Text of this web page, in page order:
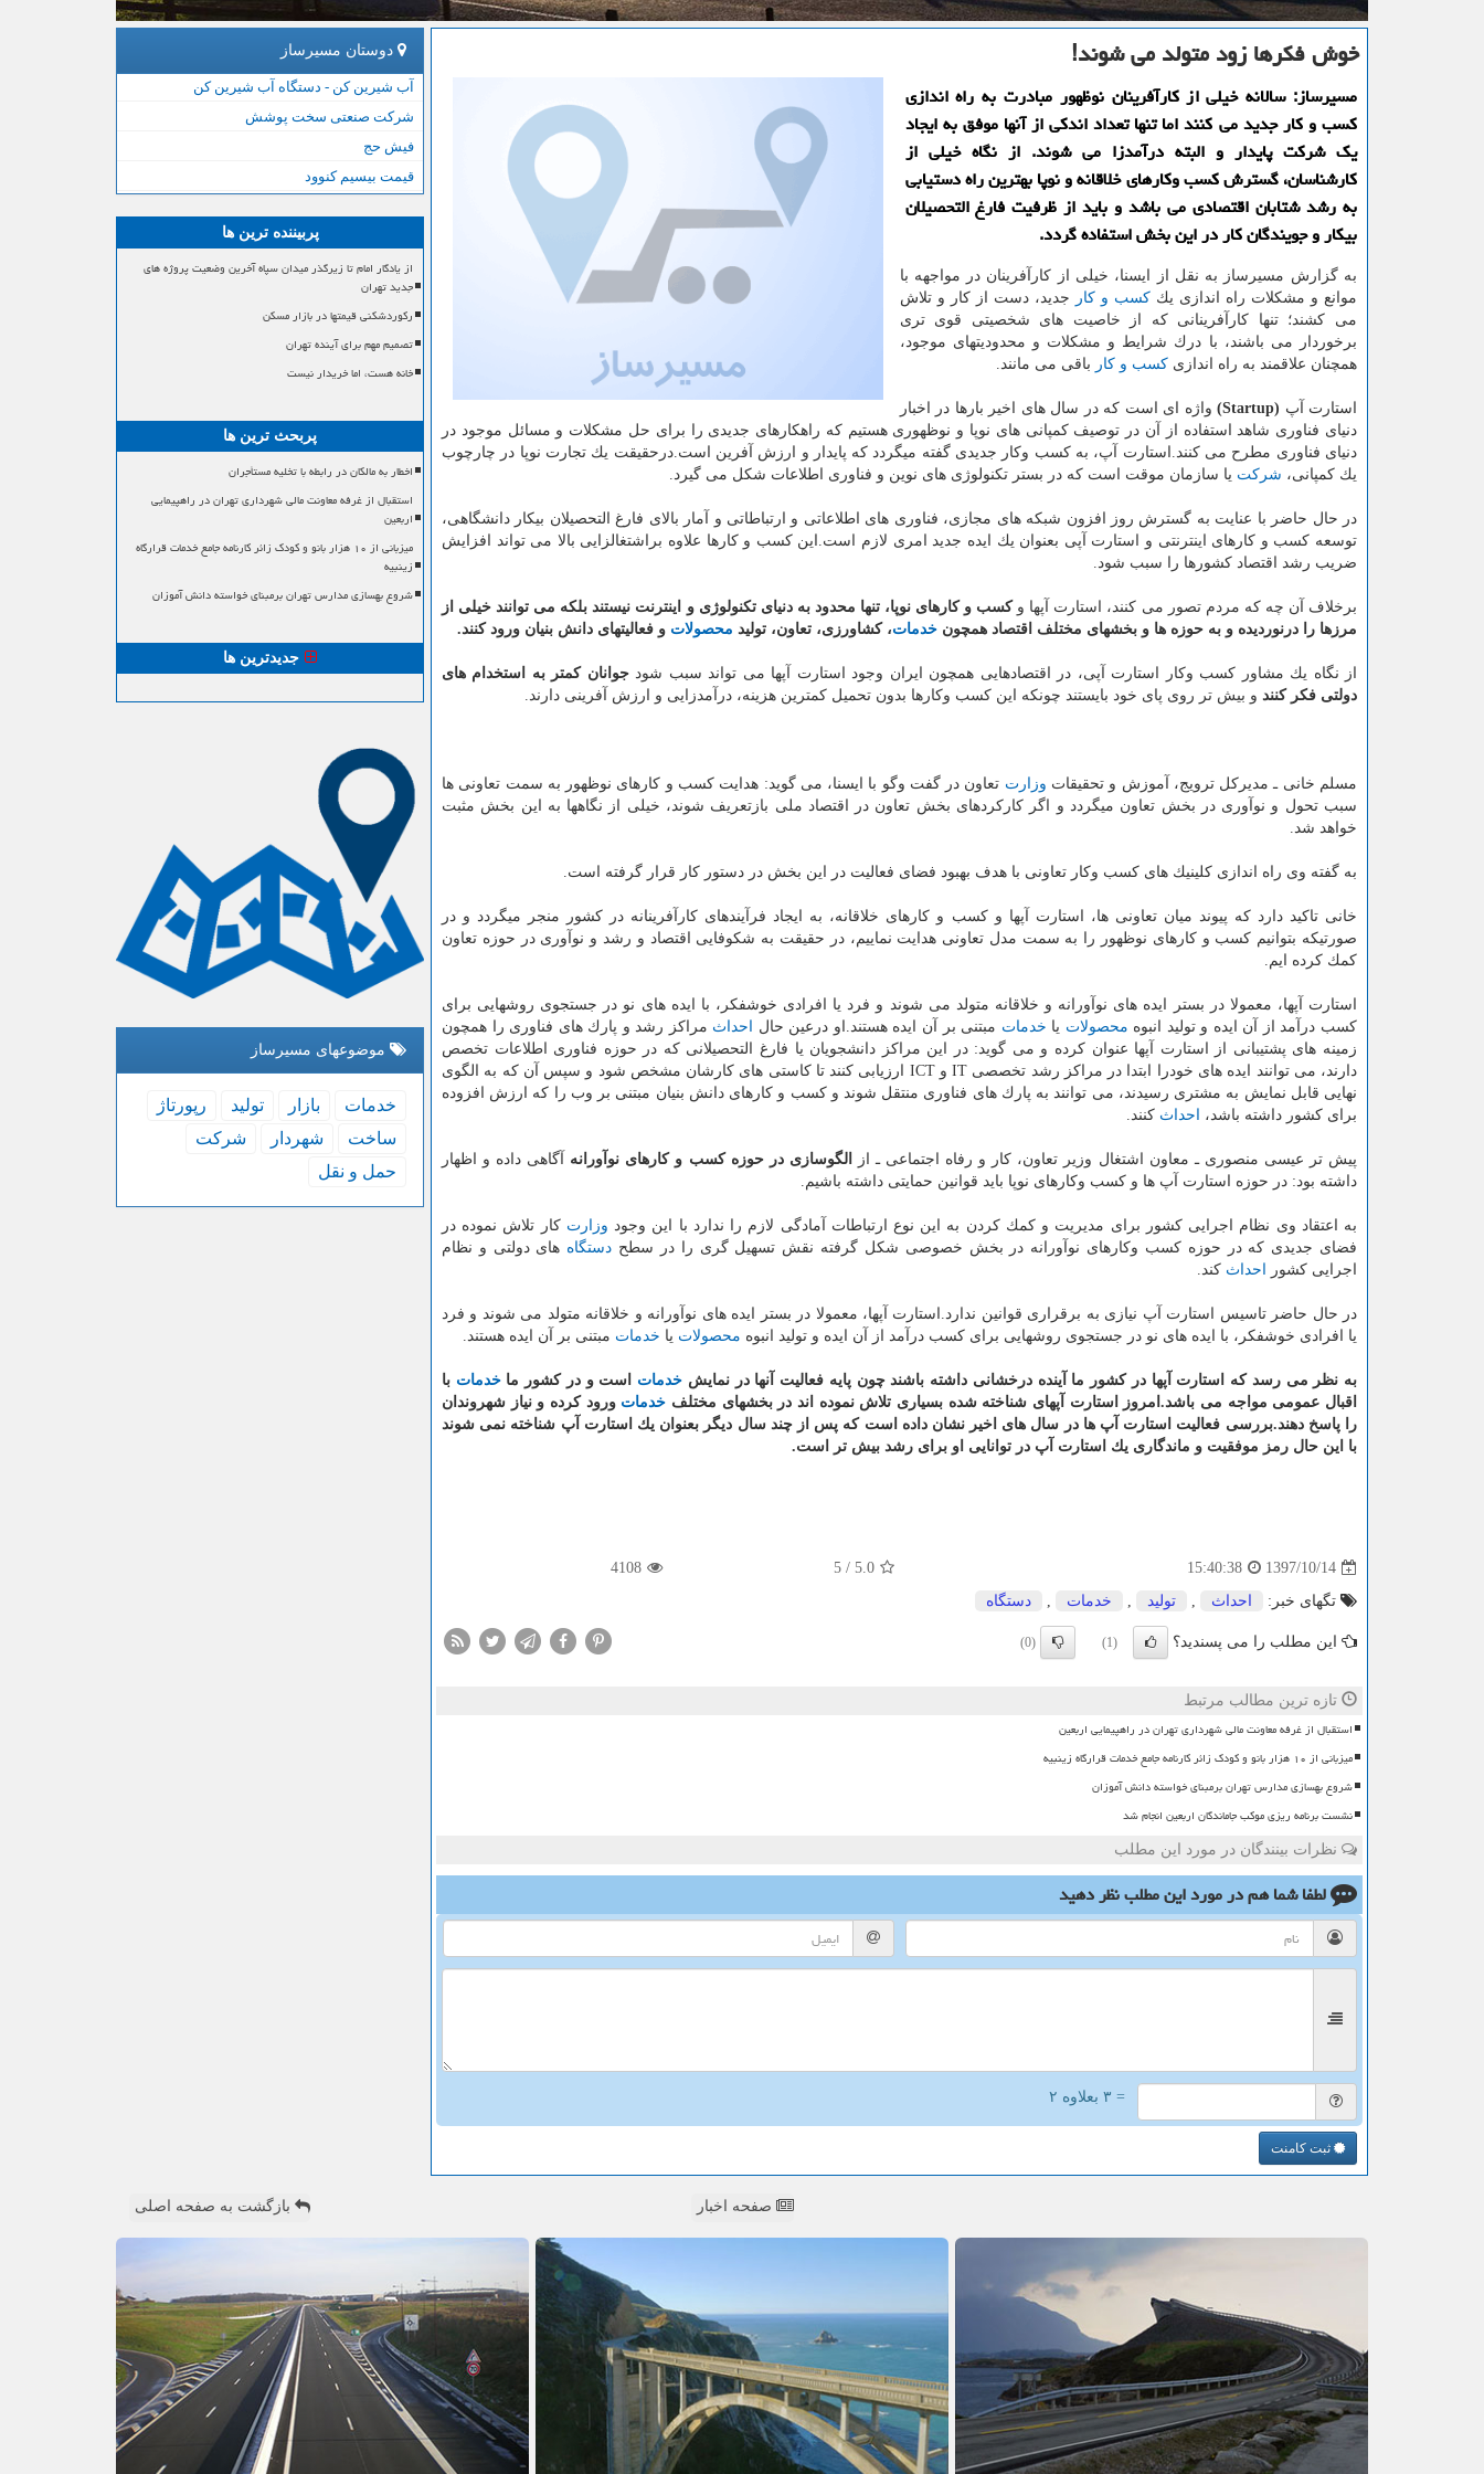
خوش فكرها زود متولد می شوند!
مسیرساز: سالانه خیلی از كارآفرینان نوظهور مبادرت به راه اندازی
كسب و كار جدید می كنند اما تنها تعداد اندكی از آنها موفق به ایجاد
یك شركت پایدار و البته درآمدزا می شوند. از نگاه خیلی از
كارشناسان، گسترش كسب وكارهای خلاقانه و نوپا بهترین راه دستیابی
به رشد شتابان اقتصادی می باشد و باید از ظرفیت فارغ التحصیلان
بیكار و جویندگان كار در این بخش استفاده گردد.
به گزارش مسیرساز به نقل از ایسنا، خیلی از كارآفرینان در مواجهه با
موانع و مشكلات راه اندازی یككسب و كار
جدید، دست از كار و تلاش
می كشند؛ تنها كارآفرینانی كه از خاصیت های شخصیتی قوی تری
برخوردار می باشند، با درك شرایط و مشكلات و محدودیتهای موجود،
همچنان علاقمند به راه اندازی كسب و كار باقی می مانند.
استارت آپ (Startup)
واژه ای است كه در سال های اخیر بارها در اخبار
دنیای فناوری شاهد استفاده از آن در توصیف كمپانی های نوپا و نوظهوری هستیم كه راهكارهای جدیدی را برای حل مشكلات و مسائل موجود در
دنیای فناوری مطرح می كنند.استارت آپ، به كسب وكار جدیدی گفته میگردد كه پایدار و ارزش آفرین است.درحقیقت یك تجارت نوپا در چارچوب
یك كمپانی، شركت یا سازمان موقت است كه در بستر تكنولوژی های نوین و فناوری اطلاعات شكل می گیرد.
در حال حاضر با عنایت به گسترش روز افزون شبكه های مجازی، فناوری های اطلاعاتی و ارتباطاتی و آمار بالای فارغ التحصیلان بیكار دانشگاهی،
توسعه كسب و كارهای اینترنتی و استارت آپی بعنوان یك ایده جدید امری لازم است.این كسب و كارها علاوه براشتغالزایی بالا می تواند افزایش
ضریب رشد اقتصاد كشورها را سبب شود.
برخلاف آن چه كه مردم تصور می كنند، استارت آپها وكسب و كارهای نوپا، تنها محدود به دنیای تكنولوژی و اینترنت نیستند بلكه می توانند خیلی از
مرزها را درنوردیده و به حوزه ها و بخشهای مختلف اقتصاد همچون خدمات، كشاورزی، تعاون، تولید محصولات و فعالیتهای دانش بنیان ورود كنند.
از نگاه یك مشاور كسب وكار استارت آپی، در اقتصادهایی همچون ایران وجود استارت آپها می تواند سبب شودجوانان كمتر به استخدام های
دولتی فكر كنند و بیش تر روی پای خود بایستند چونكه این كسب وكارها بدون تحمیل كمترین هزینه، درآمدزایی و ارزش آفرینی دارند.
مسلم خانی ـ مدیركل ترویج، آموزش و تحقیقات وزارت تعاون در گفت وگو با ایسنا، می گوید: هدایت كسب و كارهای نوظهور به سمت تعاونی ها
سبب تحول و نوآوری در بخش تعاون میگردد و اگر كاركردهای بخش تعاون در اقتصاد ملی بازتعریف شوند، خیلی از نگاهها به این بخش مثبت
خواهد شد.
به گفته وی راه اندازی كلینیك های كسب وكار تعاونی با هدف بهبود فضای فعالیت در این بخش در دستور كار قرار گرفته است.
خانی تاكید دارد كه پیوند میان تعاونی ها، استارت آپها و كسب و كارهای خلاقانه، به ایجاد فرآیندهای كارآفرینانه در كشور منجر میگردد و در
صورتیكه بتوانیم كسب و كارهای نوظهور را به سمت مدل تعاونی هدایت نماییم، در حقیقت به شكوفایی اقتصاد و رشد و نوآوری در حوزه تعاون
كمك كرده ایم.
استارت آپها، معمولا در بستر ایده های نوآورانه و خلاقانه متولد می شوند و فرد یا افرادی خوشفكر، با ایده های نو در جستجوی روشهایی برای
كسب درآمد از آن ایده و تولید انبوه محصولات یا خدمات مبتنی بر آن ایده هستند.او درعین حال احداث مراكز رشد و پارك های فناوری را همچون
زمینه های پشتیبانی از استارت آپها عنوان كرده و می گوید: در این مراكز دانشجویان یا فارغ التحصیلانی كه در حوزه فناوری اطلاعات تخصص
دارند، می توانند ایده های خودرا ابتدا در مراكز رشد تخصصی IT و ICT ارزیابی كنند تا كاستی های كارشان مشخص شود و سپس آن كه به الگوی
نهایی قابل نمایش به مشتری رسیدند، می توانند به پارك های فناوری منتقل شوند و كسب و كارهای دانش بنیان مبتنی بر وب را كه ارزش افزوده
برای كشور داشته باشد، احداث كنند.
پیش تر عیسی منصوری ـ معاون اشتغال وزیر تعاون، كار و رفاه اجتماعی ـ از الگوسازی در حوزه كسب و كارهای نوآورانه آگاهی داده و اظهار
داشته بود: در حوزه استارت آپ ها و كسب وكارهای نوپا باید قوانین حمایتی داشته باشیم.
به اعتقاد وی نظام اجرایی كشور برای مدیریت و كمك كردن به این نوع ارتباطات آمادگی لازم را ندارد با این وجود وزارت كار تلاش نموده در
فضای جدیدی كه در حوزه كسب وكارهای نوآورانه در بخش خصوصی شكل گرفته نقش تسهیل گری را در سطح دستگاه های دولتی و نظام
اجرایی كشور احداث كند.
در حال حاضر تاسیس استارت آپ نیازی به برقراری قوانین ندارد.استارت آپها، معمولا در بستر ایده های نوآورانه و خلاقانه متولد می شوند و فرد
یا افرادی خوشفكر، با ایده های نو در جستجوی روشهایی برای كسب درآمد از آن ایده و تولید انبوه محصولات یا خدمات مبتنی بر آن ایده هستند.
به نظر می رسد كه استارت آپها در كشور ما آینده درخشانی داشته باشند چون پایه فعالیت آنها در نمایش خدمات است و در كشور ماخدمات با
اقبال عمومی مواجه می باشد.امروز استارت آپهای شناخته شده بسیاری تلاش نموده اند در بخشهای مختلف خدمات ورود كرده و نیاز شهروندان
را پاسخ دهند.بررسی فعالیت استارت آپ ها در سال های اخیر نشان داده است كه پس از چند سال دیگر بعنوان یك استارت آپ شناخته نمی شوند
با این حال رمز موفقیت و ماندگاری یك استارت آپ در توانایی او برای رشد بیش تر است.
1397/10/14
15:40:38
5.0
/
5
4108
تگهای خبر: احداث , تولید , خدمات , دستگاه
این مطلب را می پسندید؟ (1)
(0)
تازه ترین مطالب مرتبط
استقبال از غرفه معاونت مالی شهرداری تهران در راهپیمایی اربعین
میزبانی از ۱۰ هزار بانو و کودک زائر کارنامه جامع خدمات قرارگاه زینبیه
شروع بهسازی مدارس تهران برمبنای خواسته دانش آموزان
نشست برنامه ریزی موکب جاماندگان اربعین انجام شد
نظرات بینندگان در مورد این مطلب
لطفا شما همدر مورد این مطلبنظر دهید
= ۳ بعلاوه ۲
ثبت کامنت
دوستان مسیرساز
آب شیرین کن - دستگاه آب شیرین کن
شرکت صنعتی سخت پوشش
فیش حج
قیمت بیسیم کنوود
پربیننده ترین ها
از یادگار امام تا زیرگذر میدان سپاه آخرین وضعیت پروژه های
جدید تهران
رکوردشکنی قیمتها در بازار مسکن
تصمیم مهم برای آینده تهران
خانه هست، اما خریدار نیست
پربحث ترین ها
اخطار به مالکان در رابطه با تخلیه مستأجران
استقبال از غرفه معاونت مالی شهرداری تهران در راهپیمایی
اربعین
میزبانی از ۱۰ هزار بانو و کودک زائر کارنامه جامع خدمات قرارگاه
زینبیه
شروع بهسازی مدارس تهران برمبنای خواسته دانش آموزان
جدیدترین ها
موضوعهای مسیرساز
خدمات بازار تولید
رپورتاژ
ساخت
شهردار
شركت
حمل و نقل
صفحه اخبار بازگشت به صفحه اصلی